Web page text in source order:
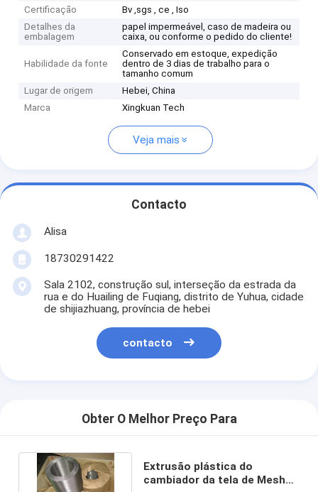
Certificação
Bv ,sgs , ce , Iso
Detalhes da
embalagem
papel impermeável, caso de madeira ou
caixa, ou conforme o pedido do cliente!
Habilidade da fonte
Conservado em estoque, expedição
dentro de 3 dias de trabalho para o
tamanho comum
Lugar de origem
Hebei, China
Marca
Xingkuan Tech
Veja mais
Contacto
Alisa
18730291422
Sala 2102, construção sul, interseção da estrada da
rua e do Huailing de Fuqiang, distrito de Yuhua, cidade
de shijiazhuang, província de hebei
contacto
Obter O Melhor Preço Para
Extrusão plástica do
cambiador da tela de Mesh